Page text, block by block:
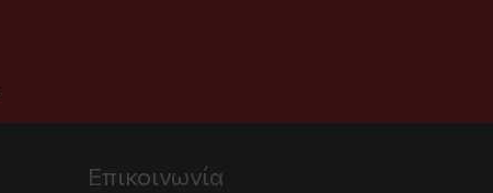
.
Επικοινωνία